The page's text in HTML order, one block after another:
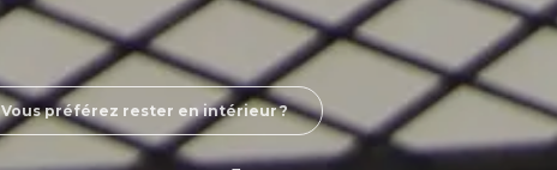
Vous préférez rester en intérieur ?